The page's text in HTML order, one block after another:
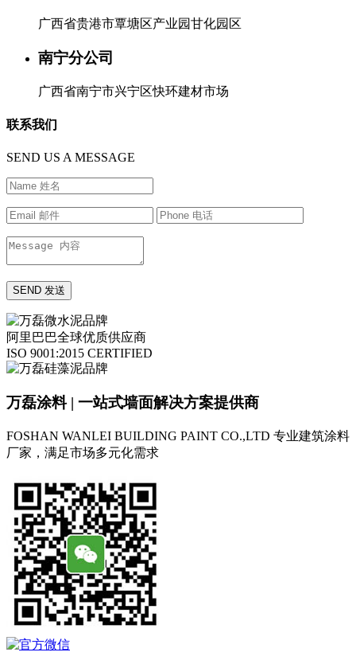
广西省贵港市覃塘区产业园甘化园区
南宁分公司
广西省南宁市兴宁区快环建材市场
联系我们
SEND US A MESSAGE
阿里巴巴全球优质供应商
ISO 9001:2015 CERTIFIED
万磊涂料 | 一站式墙面解决方案提供商
FOSHAN WANLEI BUILDING PAINT CO.,LTD 专业建筑涂料
厂家，满足市场多元化需求